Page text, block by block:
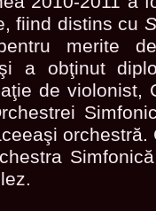
fiind distins cu
merite
a obţinut
de violonist,